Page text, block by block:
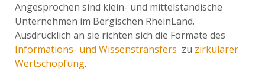
Angesprochen sind klein- und mittelständische
Unternehmen im Bergischen RheinLand.
Ausdrücklich an sie richten sich die Formate des
Informations- und Wissenstransfers zu zirkulärer
Wertschöpfung.